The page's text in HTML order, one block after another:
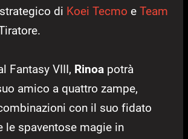
di Koei Tecmo e Team
Fantasy VIII, Rinoa potrà
amico a quattro zampe,
con il suo fidato
le spaventose magie in